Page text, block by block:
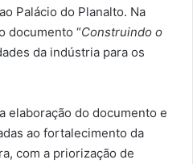
Palácio do Planalto. Na
documento “Construindo o
da indústria para os
elaboração do documento e
ao fortalecimento da
com a priorização de